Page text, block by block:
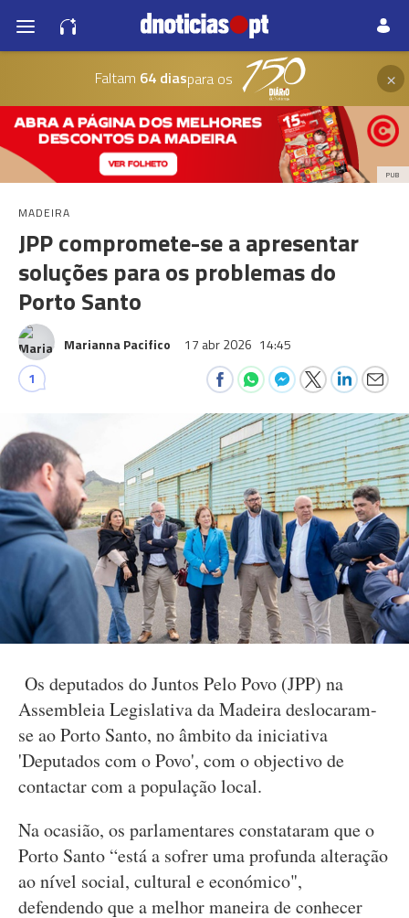
Faltam 64 diaspara os ×
PUB
MADEIRA
JPP compromete-se a apresentar
soluções para os problemas do
Porto Santo
Marianna Pacifico 17 abr 2026 14:45
1
Os deputados do Juntos Pelo Povo (JPP) na
Assembleia Legislativa da Madeira deslocaram-
se ao Porto Santo, no âmbito da iniciativa
'Deputados com o Povo', com o objectivo de
contactar com a população local.
Na ocasião, os parlamentares constataram que o
Porto Santo “está a sofrer uma profunda alteração
ao nível social, cultural e económico",
defendendo que a melhor maneira de conhecer